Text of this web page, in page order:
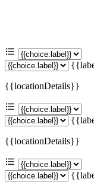
{{locationDetails}}
{{locationDetails}}